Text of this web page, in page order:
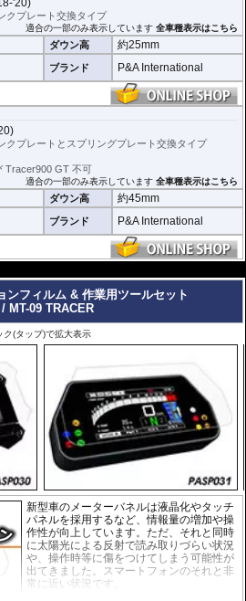
、プロショップによる取付を行ってくださ
はいかなる事象においてその責を負うことが
'20)
クプレート交換タイプ
適合の一部のみ表示しています全車種表示はこちら
ダウン高 約25mm
ブランド P&A International
クプレートとスプリングプレート交換タイプ
Tracer900 GT 不可
適合の一部のみ表示しています全車種表示はこちら
ダウン高 約45mm
ブランド P&A International
ンフィルム & 作業用ツールセット
MT-09 TRACER
ク(タップ)で拡大表示
新型車のメーターバネルは液晶化やタッチ
パネルを採用するなど、情報量の増加や操
作性が向上しています。ただ、それと同時
に太陽光による反射で読み取りづらい状況
や、操作時等に傷をつけてしまう可能性が
出てきました。スマートフォンのそれと非
常に近い状況です。